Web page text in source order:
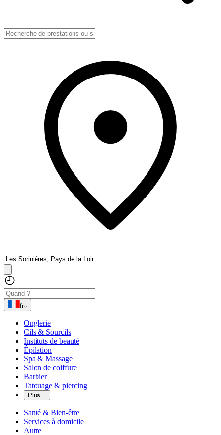
fr
Onglerie
Cils & Sourcils
Instituts de beauté
Épilation
Spa & Massage
Salon de coiffure
Barbier
Tatouage & piercing
Plus...
Santé & Bien-être
Services à domicile
Autre